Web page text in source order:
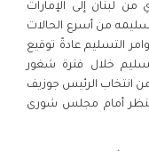
سُلّم القرضاوي من لبنان إلى الإمارات
تسليمه من أسرع الحالات
التسليم عادةً توقيع
خلال فترة شغور
انتخاب الرئيس جوزيف
قيد النظر أمام مجلس شورى